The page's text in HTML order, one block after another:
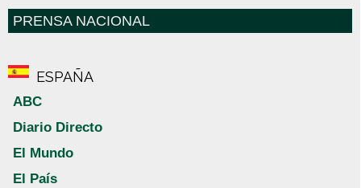
PRENSA NACIONAL
ESPAÑA
ABC
Diario Directo
El Mundo
El País